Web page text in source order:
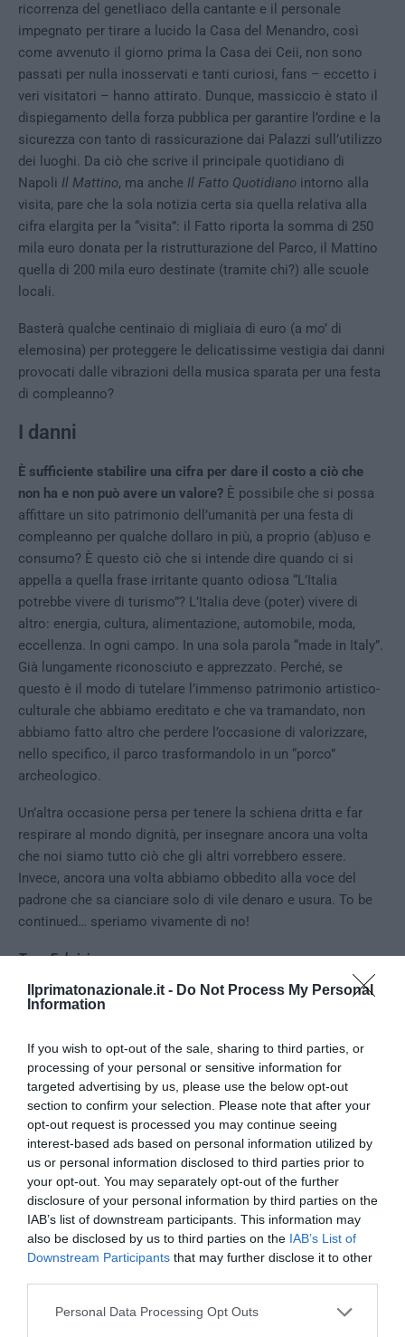
Ilprimatonazionale.it - Do Not Process My Personal
Information
If you wish to opt-out of the sale, sharing to third parties, or
processing of your personal or sensitive information for
targeted advertising by us, please use the below opt-out
section to confirm your selection. Please note that after your
opt-out request is processed you may continue seeing
interest-based ads based on personal information utilized by
us or personal information disclosed to third parties prior to
your opt-out. You may separately opt-out of the further
disclosure of your personal information by third parties on the
IAB’s list of downstream participants. This information may
also be disclosed by us to third parties on the IAB’s List of
Downstream Participants that may further disclose it to other
Please note that this website/app uses one or more Google
Personal Data Processing Opt Outs
ricorrenza del genetliaco della cantante e il personale
impegnato per tirare a lucido la Casa del Menandro, così
come avvenuto il giorno prima la Casa dei Ceii, non sono
passati per nulla inosservati e tanti curiosi, fans – eccetto i
veri visitatori – hanno attirato. Dunque, massiccio è stato il
dispiegamento della forza pubblica per garantire l’ordine e la
sicurezza con tanto di rassicurazione dai Palazzi sull’utilizzo
dei luoghi. Da ciò che scrive il principale quotidiano di
Napoli Il Mattino, ma anche Il Fatto Quotidiano intorno alla
visita, pare che la sola notizia certa sia quella relativa alla
cifra elargita per la “visita”: il Fatto riporta la somma di 250
mila euro donata per la ristrutturazione del Parco, il Mattino
quella di 200 mila euro destinate (tramite chi?) alle scuole
locali.
Basterà qualche centinaio di migliaia di euro (a mo’ di
elemosina) per proteggere le delicatissime vestigia dai danni
provocati dalle vibrazioni della musica sparata per una festa
di compleanno?
I danni
È sufficiente stabilire una cifra per dare il costo a ciò che
non ha e non può avere un valore? È possibile che si possa
affittare un sito patrimonio dell’umanità per una festa di
compleanno per qualche dollaro in più, a proprio (ab)uso e
consumo? È questo ciò che si intende dire quando ci si
appella a quella frase irritante quanto odiosa “L’Italia
potrebbe vivere di turismo”? L’Italia deve (poter) vivere di
altro: energia, cultura, alimentazione, automobile, moda,
eccellenza. In ogni campo. In una sola parola “made in Italy”.
Già lungamente riconosciuto e apprezzato. Perché, se
questo è il modo di tutelare l’immenso patrimonio artistico-
culturale che abbiamo ereditato e che va tramandato, non
abbiamo fatto altro che perdere l’occasione di valorizzare,
nello specifico, il parco trasformandolo in un “porco”
archeologico.
Un’altra occasione persa per tenere la schiena dritta e far
respirare al mondo dignità, per insegnare ancora una volta
che noi siamo tutto ciò che gli altri vorrebbero essere.
Invece, ancora una volta abbiamo obbedito alla voce del
padrone che sa cianciare solo di vile denaro e usura. To be
continued… speriamo vivamente di no!
Tony Fabrizio
CONVIDIDI
TONY FABRIZIO
previous post
Quanto ci saremmo flagellati se il caos delle Olimpiadi di Parigi
fosse stato a Roma?
Vergarolla siamo noi e l’incapacità (acquisita) di difenderci